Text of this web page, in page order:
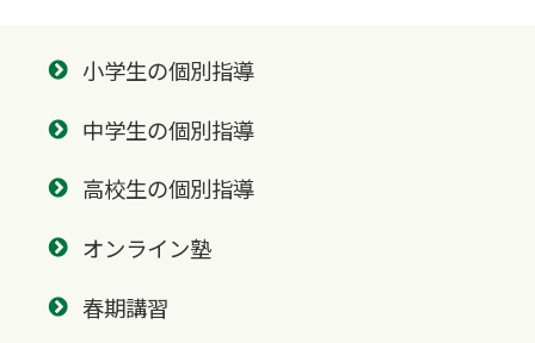
小学生の個別指導
中学生の個別指導
高校生の個別指導
オンライン塾
春期講習